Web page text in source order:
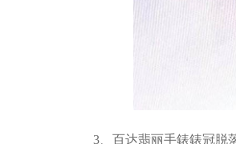
3、百达翡丽手錶錶冠脱